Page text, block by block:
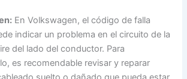
En Volkswagen, el código de falla
indicar un problema en el circuito de la
del lado del conductor. Para
es recomendable revisar y reparar